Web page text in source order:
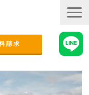
請 求